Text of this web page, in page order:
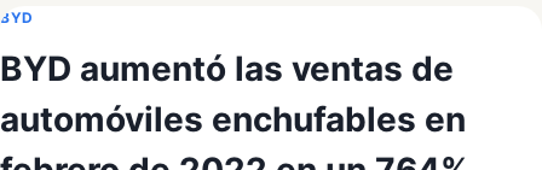
TESLA
AL
AUMENTAR
LOS
PRECIOS
BYD
BYD aumentó las ventas de
automóviles enchufables en